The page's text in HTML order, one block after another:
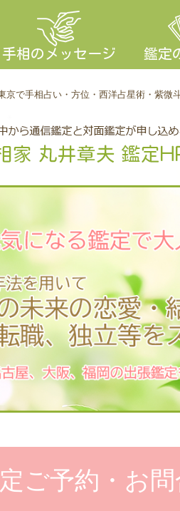
手相のメッセージ 鑑定
京で手相占い・方位・西洋占星術・紫微
ご予約・お